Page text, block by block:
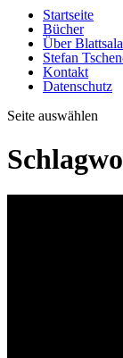
Startseite
Bücher
Über
Stefan
Kontakt
Datenschutz
Seite auswählen